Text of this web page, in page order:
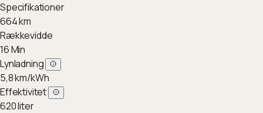
Specifikationer
664km
Rækkevidde
16Min
Lynladning
5,8km/kWh
Effektivitet
620liter